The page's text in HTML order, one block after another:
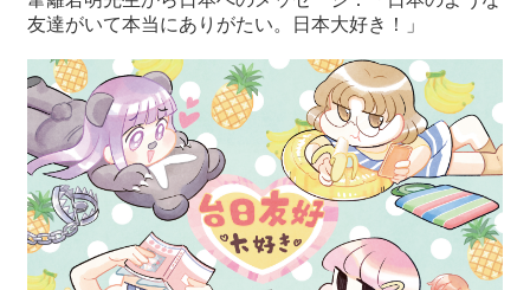
友達がいて本当にありがたい。日本大好き！」